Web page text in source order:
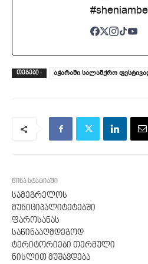
ᲗᲔᲒᲔᲑᲘ : აჭარაში სალაშქრო
წინა სტატიაში
სამეგრელოს
მუნიციპალიტეტებში
ფაროსანას
საწინააღმდეგოდ
ტერიტორიები თერმული
ნისლით მუშავდება